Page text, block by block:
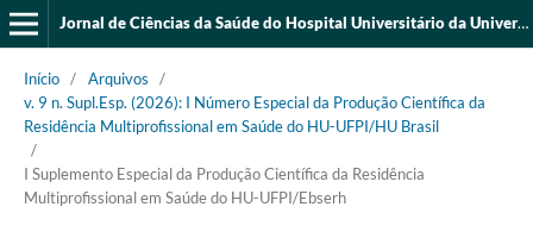
Jornal de Ciências da Saúde do Hospital Universitário da Universidade Federal do Piauí
Início / Arquivos
/
v. 9 n. Supl.Esp. (2026): I Número Especial da Produção Científica da
Residência Multiprofissional em Saúde do HU-UFPI/HU Brasil
/
I Suplemento Especial da Produção Científica da Residência
Multiprofissional em Saúde do HU-UFPI/Ebserh